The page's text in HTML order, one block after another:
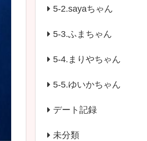
5-2.sayaちゃん
5-3.ふまちゃん
5-4.まりやちゃん
5-5.ゆいかちゃん
デート記録
未分類